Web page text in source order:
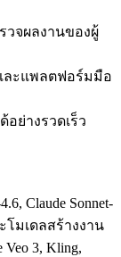
วจผลงานของผู้
ละแพลตฟอร์มมือ
ย่างรวดเร็ว
Claude Sonnet-
ะโมเดลสร้างงาน
3, Kling,